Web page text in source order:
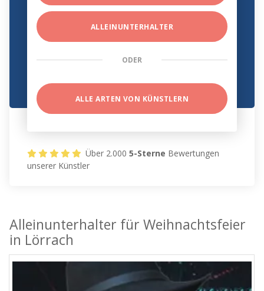
ALLEINUNTERHALTER
ODER
ALLE ARTEN VON KÜNSTLERN
Über 2.0005-Sterne Bewertungen
unserer Künstler
Alleinunterhalter für Weihnachtsfeier
in Lörrach